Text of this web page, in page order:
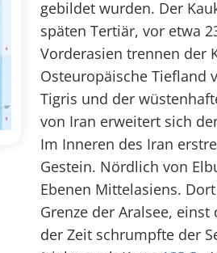
gebildet wurden. Der
späten Tertiär, vor etwa
Vorderasien trennen der
Osteuropäische Tiefland
Tigris und der
von Iran erweitert sich
Im Inneren des Iran
Gestein. Nördlich von
Ebenen Mittelasiens.
Grenze der Aralsee,
der Zeit schrumpfte der